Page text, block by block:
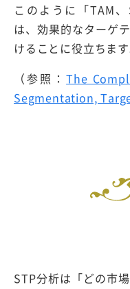
このように「TAM
は、効果的なターゲ
けることに役立ちます
（参照：The
Segmentation,
STP分析は「どの市